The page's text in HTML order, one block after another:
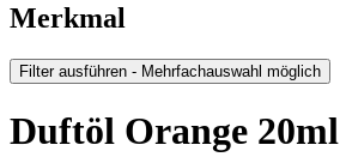
Merkmal
Duftöl Orange 20ml